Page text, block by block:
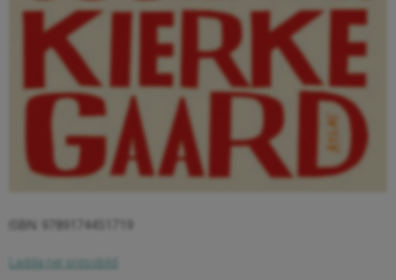
Ladda ner pressbild